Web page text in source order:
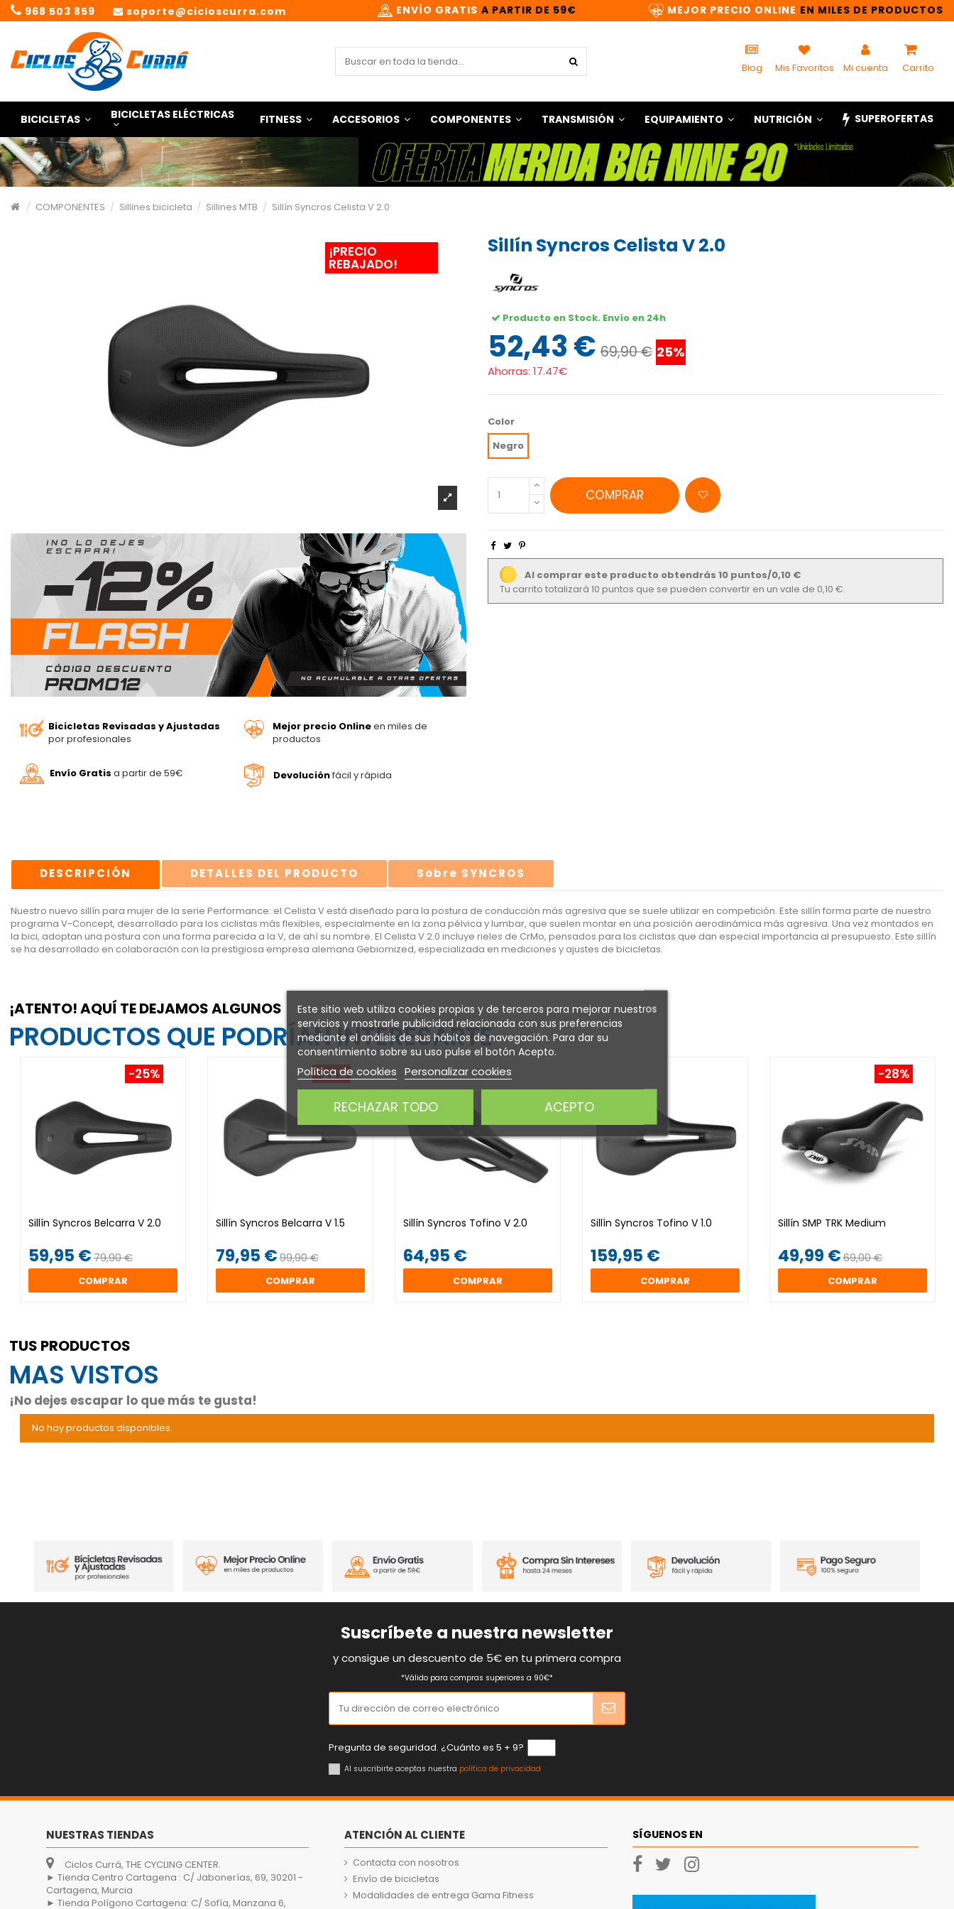
968 503 859 soporte@cicloscurra.com ENVÍO GRATIS A PARTIR DE 59€ MEJOR PRECIO ONLINE EN MILES DE PRODUCTOS
Blog Mis Favoritos Mi cuenta Carrito
BICICLETAS BICICLETAS ELÉCTRICAS FITNESS ACCESORIOS COMPONENTES TRANSMISIÓN EQUIPAMIENTO NUTRICIÓN SUPEROFERTAS
COMPONENTES Sillines bicicleta Sillines MTB Sillín Syncros Celista V 2.0
¡PRECIO
REBAJADO!
Bicicletas Revisadas y Ajustadas
por profesionales
Mejor precio Onlineen miles de
productos
Envío Gratis a partir de 59€ Devoluciónfácil y rápida
Sillín Syncros Celista V 2.0
Producto en Stock. Envío en 24h
52,43 € 69,90 € 25%
Ahorras: 17.47€
Color
Negro
COMPRAR
Al comprar este producto obtendrás 10 puntos/0,10 €
Tu carrito totalizará 10 puntos que se pueden convertir en un vale de 0,10 €.
DESCRIPCIÓN DETALLES DEL PRODUCTO Sobre SYNCROS
Nuestro nuevo sillín para mujer de la serie Performance: el Celista V está diseñado para la postura de conducción más agresiva que se suele utilizar en competición. Este sillín forma parte de nuestro
programa V-Concept, desarrollado para los ciclistas más flexibles, especialmente en la zona pélvica y lumbar, que suelen montar en una posición aerodinámica más agresiva. Una vez montados en
la bici, adoptan una postura con una forma parecida a la V, de ahí su nombre. El Celista V 2.0 incluye rieles de CrMo, pensados para los ciclistas que dan especial importancia al presupuesto. Este sillín
se ha desarrollado en colaboración con la prestigiosa empresa alemana Gebiomized, especializada en mediciones y ajustes de bicicletas.
¡ATENTO! AQUÍ TE DEJAMOS ALGUNOS
PRODUCTOS QUE PODRÍAN INTERESARTE
-25%
Sillín Syncros Belcarra V 2.0
59,95 €79,90 €
COMPRAR
-20%
Sillín Syncros Belcarra V 1.5
79,95 €99,90 €
COMPRAR
Sillín Syncros Tofino V 2.0
64,95 €
COMPRAR
Sillín Syncros Tofino V 1.0
159,95 €
COMPRAR
-28%
Sillín SMP TRK Medium
49,99 €69,00 €
COMPRAR
TUS PRODUCTOS
MAS VISTOS
¡No dejes escapar lo que más te gusta!
No hay productos disponibles.
Suscríbete a nuestra newsletter
y consigue un descuento de 5€ en tu primera compra
*Válido para compras superiores a 90€*
Pregunta de seguridad. ¿Cuánto es 5 + 9?
Al suscribirte aceptas nuestra política de privacidad
NUESTRAS TIENDAS
Ciclos Currá, THE CYCLING CENTER.
► Tienda Centro Cartagena : C/ Jabonerías, 69, 30201 -
Cartagena, Murcia
► Tienda Polígono Cartagena: C/ Sofía, Manzana 6,
ATENCIÓN AL CLIENTE
Contacta con nosotros
Envío de bicicletas
Modalidades de entrega Gama Fitness
SÍGUENOS EN
Este sitio web utiliza cookies propias y de terceros para mejorar nuestros
servicios y mostrarle publicidad relacionada con sus preferencias
mediante el análisis de sus hábitos de navegación. Para dar su
consentimiento sobre su uso pulse el botón Acepto.
Política de cookies Personalizar cookies
RECHAZAR TODO ACEPTO